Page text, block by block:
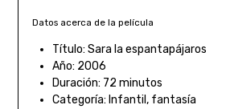
Datos acerca de la película
Título: Sara la espantapájaros
Año: 2006
Duración: 72 minutos
Categoría: Infantil, fantasía